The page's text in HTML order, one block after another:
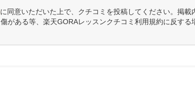
に同意いただいた上で、クチコミを投稿してください。掲載
がある等、楽天GORAレッスンクチコミ利用規約に反す